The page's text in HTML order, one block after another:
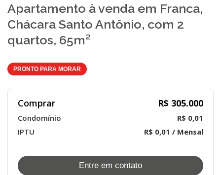
Apartamento à venda em Franca,
Chácara Santo Antônio, com 2
quartos, 65m²
PRONTO PARA MORAR
Comprar R$ 305.000
Condomínio
R$ 0,01
IPTU
R$ 0,01 / Mensal
Entre em contato